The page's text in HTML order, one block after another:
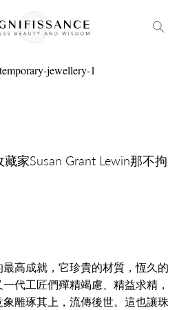
家Susan Grant Lewin那不拘
高成就，它珍貴的材質，恆久的
代工匠們殫精竭慮、精益求精，
雕琢其上，流傳後世。這也讓珠